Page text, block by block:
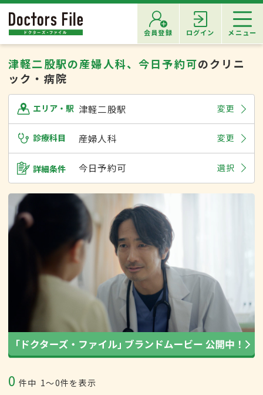
会員登録 ログイン メニュー
津軽二股駅の産婦人科、今日予約可のクリニ
ック・病院
エリア・駅 津軽二股駅 変更
診療科目 産婦人科 変更
詳細条件 今日予約可 選択
0 件中 1〜0件を表示